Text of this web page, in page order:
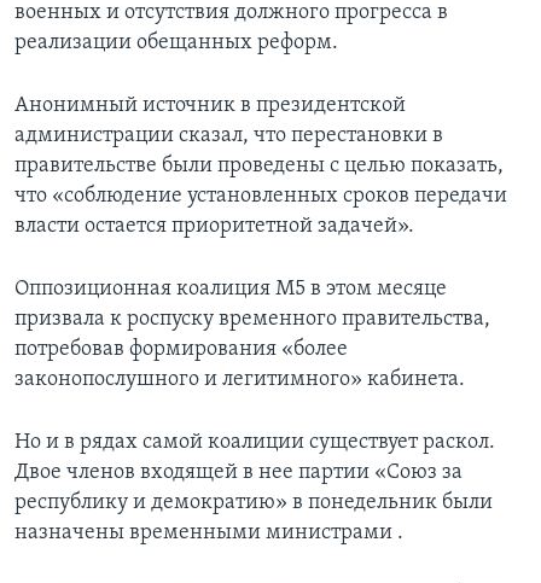
военных и отсутствия должного прогресса в
реализации обещанных реформ.
Анонимный источник в президентской
администрации сказал, что перестановки в
правительстве были проведены с целью показать,
что «соблюдение установленных сроков передачи
власти остается приоритетной задачей».
Оппозиционная коалиция M5 в этом месяце
призвала к роспуску временного правительства,
потребовав формирования «более
законопослушного и легитимного» кабинета.
Но и в рядах самой коалиции существует раскол.
Двое членов входящей в нее партии «Союз за
республику и демократию» в понедельник были
назначены временными министрами .